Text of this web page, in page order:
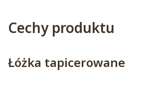
Cechy produktu
Łóżka tapicerowane